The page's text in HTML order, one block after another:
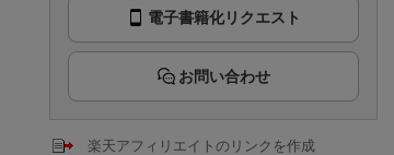
電子書籍化リクエスト
お問い合わせ
楽天アフィリエイトのリンクを作成